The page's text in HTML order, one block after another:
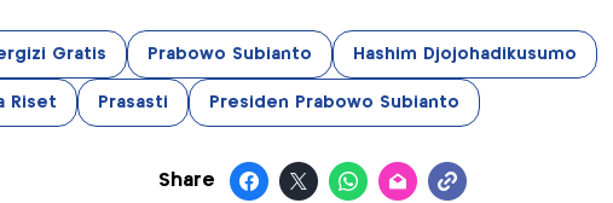
Gratis Prabowo Subianto Hashim Djojohadikusumo
Riset Prasasti Presiden Prabowo Subianto
Share